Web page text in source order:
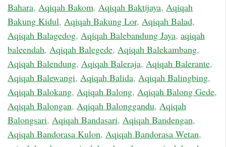
Bahara, Aqiqah Bakom, Aqiqah Baktijaya, Aqiqah
Bakung Kidul, Aqiqah Bakung Lor, Aqiqah Balad,
Aqiqah Balagedog, Aqiqah Balebandung Jaya, aqiqah
baleendah, Aqiqah Balegede, Aqiqah Balekambang,
Aqiqah Balendung, Aqiqah Baleraja, Aqiqah Balerante,
Aqiqah Balewangi, Aqiqah Balida, Aqiqah Balingbing,
Aqiqah Balokang, Aqiqah Balong, Aqiqah Balong Gede,
Aqiqah Balongan, Aqiqah Balonggandu, Aqiqah
Balongsari, Aqiqah Bandasari, Aqiqah Bandengan,
Aqiqah Bandorasa Kulon, Aqiqah Bandorasa Wetan,